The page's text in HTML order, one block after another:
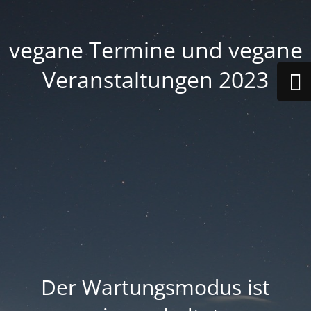
vegane Termine und vegane
Veranstaltungen 2023
Der Wartungsmodus ist